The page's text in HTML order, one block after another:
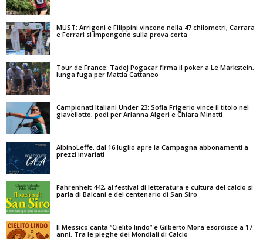
MUST: Arrigoni e Filippini vincono nella 47 chilometri, Carrara
e Ferrari si impongono sulla prova corta
Tour de France: Tadej Pogacar firma il poker a Le Markstein,
lunga fuga per Mattia Cattaneo
Campionati Italiani Under 23: Sofia Frigerio vince il titolo nel
giavellotto, podi per Arianna Algeri e Chiara Minotti
AlbinoLeffe, dal 16 luglio apre la Campagna abbonamenti a
prezzi invariati
Fahrenheit 442, al festival di letteratura e cultura del calcio si
parla di Balcani e del centenario di San Siro
Il Messico canta “Cielito lindo” e Gilberto Mora esordisce a 17
anni. Tra le pieghe dei Mondiali di Calcio